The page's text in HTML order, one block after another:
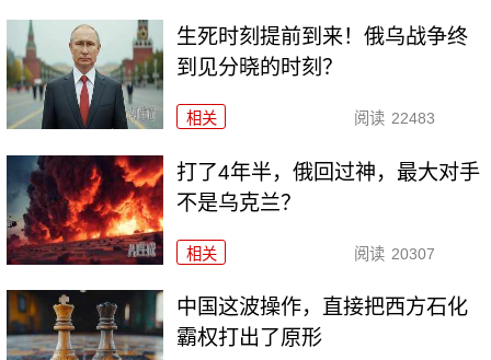
生死时刻提前到来！俄乌战争终
到见分晓的时刻？
相关 阅读 22483
打了4年半，俄回过神，最大对手
不是乌克兰？
相关 阅读 20307
中国这波操作，直接把西方石化
霸权打出了原形